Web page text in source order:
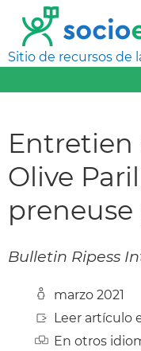
Sitio de recursos de
Entretien
Olive
preneuse
Bulletin Ripess
marzo 2021
Leer artículo
En otros